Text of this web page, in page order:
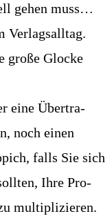
gehen muss…
Ver­lags­all­tag.
gro­ße Glo­cke
eine Über­tra­
noch einen
falls Sie sich
Ihre Pro­
multiplizieren.